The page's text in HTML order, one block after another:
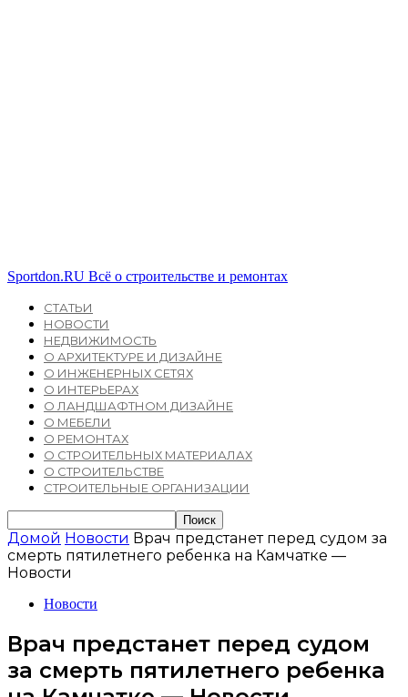
Sportdon.RU Всё о строительстве и ремонтах
СТАТЬИ
НОВОСТИ
НЕДВИЖИМОСТЬ
О АРХИТЕКТУРЕ И ДИЗАЙНЕ
О ИНЖЕНЕРНЫХ СЕТЯХ
О ИНТЕРЬЕРАХ
О ЛАНДШАФТНОМ ДИЗАЙНЕ
О МЕБЕЛИ
О РЕМОНТАХ
О СТРОИТЕЛЬНЫХ МАТЕРИАЛАХ
О СТРОИТЕЛЬСТВЕ
СТРОИТЕЛЬНЫЕ ОРГАНИЗАЦИИ
Домой Новости Врач предстанет перед судом за
смерть пятилетнего ребенка на Камчатке —
Новости
Новости
Врач предстанет перед судом
за смерть пятилетнего ребенка